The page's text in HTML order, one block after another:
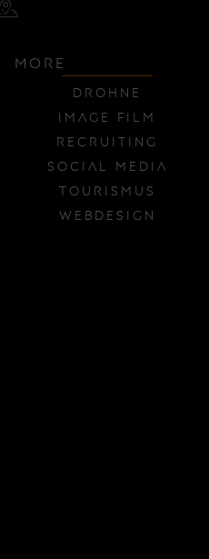
MORE
Drohne
Image Film
Recruiting
Social Media
Tourismus
Webdesign